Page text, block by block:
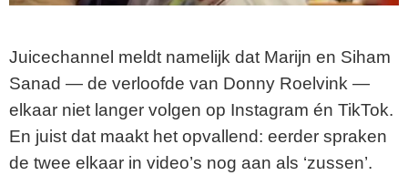
Juicechannel meldt namelijk dat Marijn en Siham
Sanad — de verloofde van Donny Roelvink —
elkaar niet langer volgen op Instagram én TikTok.
En juist dat maakt het opvallend: eerder spraken
de twee elkaar in video’s nog aan als ‘zussen’.